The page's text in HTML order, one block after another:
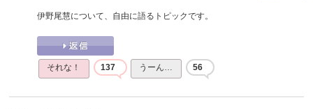
伊野尾慧について、自由に語るトピックです。
それな！ 137 うーん… 56